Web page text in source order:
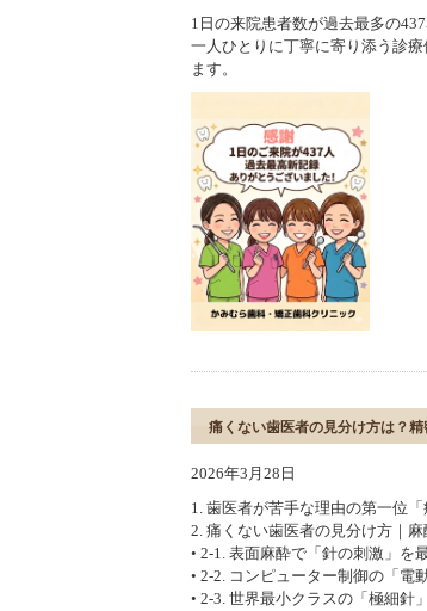
1日の来院患者数が過去最多の
一人ひとりに丁寧に寄り添う診
ます。
痛くない歯医者の見分け方は？
2026年3月28日
1. 歯医者が苦手な理由の第一位
2. 痛くない歯医者の見分け方｜
• 2-1. 表面麻酔で「針の刺激」を
• 2-2. コンピューター制御の「電
• 2-3. 世界最小クラスの「極細針